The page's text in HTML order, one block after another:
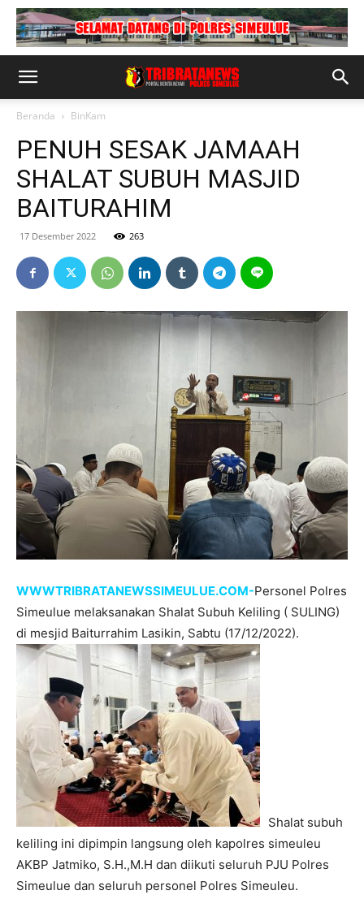
Beranda BinKam
PENUH SESAK JAMAAH
SHALAT SUBUH MASJID
BAITURAHIM
17 Desember 2022 263
WWWTRIBRATANEWSSIMEULUE.COM-Personel Polres
Simeulue melaksanakan Shalat Subuh Keliling ( SULING)
di mesjid Baiturrahim Lasikin, Sabtu (17/12/2022).
Shalat subuh
keliling ini dipimpin langsung oleh kapolres simeuleu
AKBP Jatmiko, S.H.,M.H dan diikuti seluruh PJU Polres
Simeulue dan seluruh personel Polres Simeuleu.